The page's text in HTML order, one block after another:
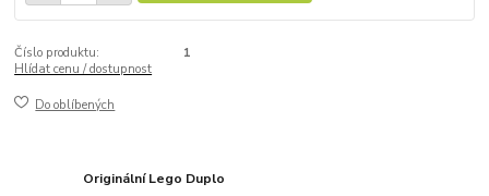
Číslo produktu:
1
Hlídat cenu / dostupnost
Do oblíbených
Originální Lego Duplo